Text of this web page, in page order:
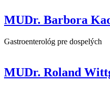
MUDr. Barbora
Gastroenterológ pre dospelých
MUDr. Roland